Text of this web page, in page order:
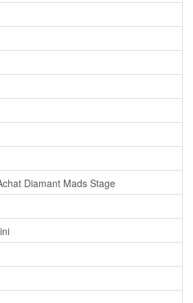
Diamant Mads Stage